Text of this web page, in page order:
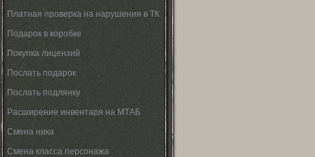
Платная проверка на нарушения в ТК
Подарок в коробке
Покупка лицензий
Послать подарок
Послать подлянку
Расширение инвентаря на МТАБ
Смена ника
Смена класса персонажа